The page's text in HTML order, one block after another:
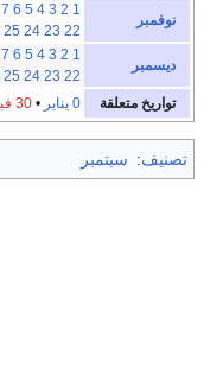
نوفمبر
1
2
3
4
5
6
7
22
23
24
25
ديسمبر
1
2
3
4
5
6
7
22
23
24
25
تواريخ متعلقة
0 يناير •30 فبراير
تصنيف: سبتمبر